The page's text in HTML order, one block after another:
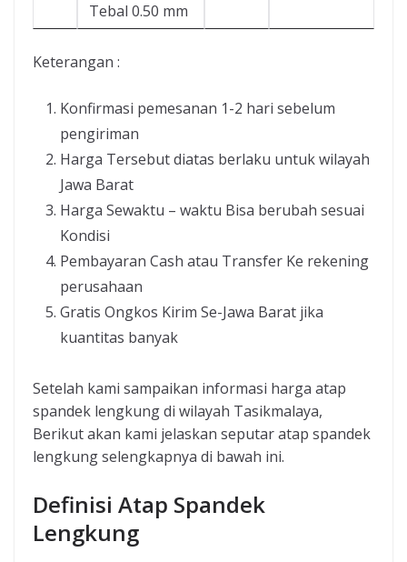
Tebal 0.50 mm
Keterangan :
Konfirmasi pemesanan 1-2 hari sebelum
pengiriman
Harga Tersebut diatas berlaku untuk wilayah
Jawa Barat
Harga Sewaktu – waktu Bisa berubah sesuai
Kondisi
Pembayaran Cash atau Transfer Ke rekening
perusahaan
Gratis Ongkos Kirim Se-Jawa Barat jika
kuantitas banyak
Setelah kami sampaikan informasi harga atap
spandek lengkung di wilayah Tasikmalaya,
Berikut akan kami jelaskan seputar atap spandek
lengkung selengkapnya di bawah ini.
Definisi Atap Spandek
Lengkung